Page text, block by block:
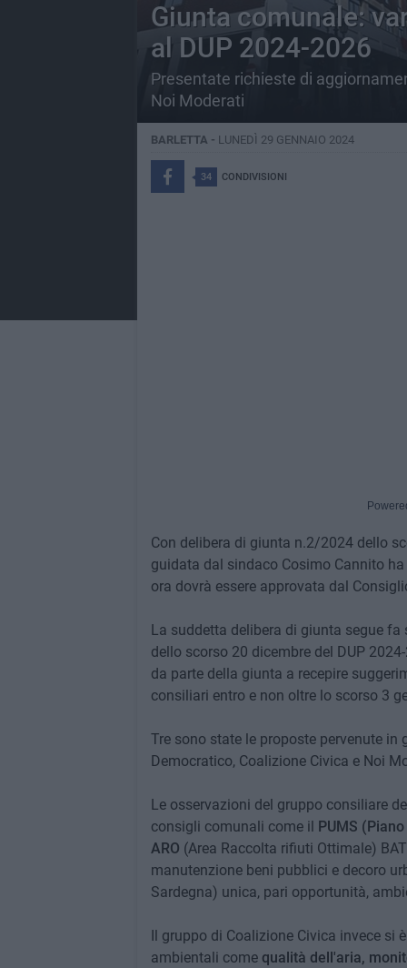
Giunta comunale:
al DUP 2024-2026
Presentate richieste di
Noi Moderati
BARLETTA - LUNEDÌ 29 GENNAIO 2024
34 CONDIVISIONI
Con delibera di giunta n.2/2024 dello
guidata dal sindaco Cosimo Cannito
ora dovrà essere approvata dal
La suddetta delibera di giunta segue
dello scorso 20 dicembre del DUP
da parte della giunta a recepire
consiliari entro e non oltre lo scorso 3
Tre sono state le proposte pervenute
Democratico, Coalizione Civica e Noi
Le osservazioni del gruppo consiliare
consigli comunali come il PUMS
ARO (Area Raccolta rifiuti Ottimale)
manutenzione beni pubblici e decoro
Sardegna) unica, pari opportunità,
Il gruppo di Coalizione Civica invece si
ambientali comequalità dell'aria,